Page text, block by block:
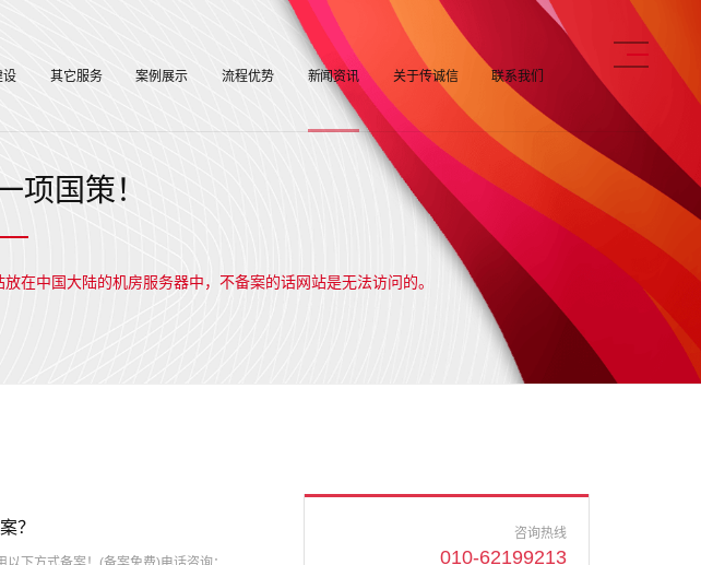
设 其它服务 案例展示 流程优势 新闻资讯 关于传诚信 联系我们
项国策！
在中国大陆的机房服务器中，不备案的话网站是无法访问的。
？ 咨询热线
010-62199213